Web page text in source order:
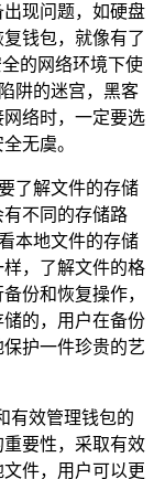
现问题，如硬盘
钱包，就像有了
的网络环境下使
阱的迷宫，黑客
络时，一定要选
无虞。
了解文件的存储
不同的存储路
本地文件的存储
，了解文件的格
份和恢复操作，
的，用户在备份
护一件珍贵的艺
有效管理钱包的
要性，采取有效
件，用户可以更